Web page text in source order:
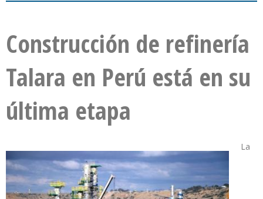
Construcción de refinería
Talara en Perú está en su
última etapa
La